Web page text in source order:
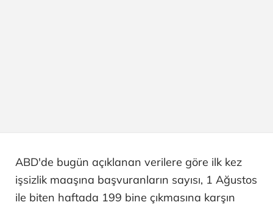
ABD'de bugün açıklanan verilere göre ilk kez
işsizlik maaşına başvuranların sayısı, 1 Ağustos
ile biten haftada 199 bine çıkmasına karşın